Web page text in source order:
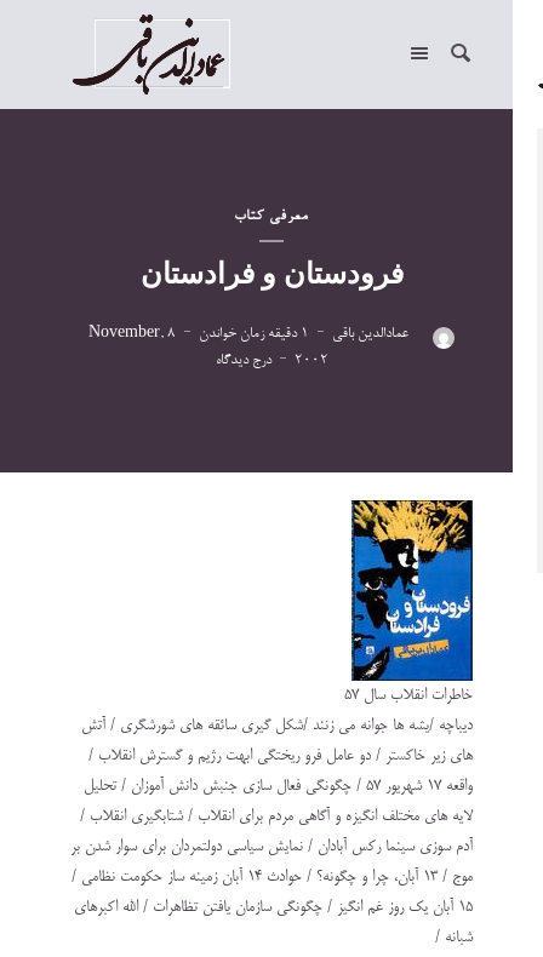
معرفی کتاب
فرودستان و فرادستان
عمادالدین باقی 1 دقیقه زمان خواندن
8 November,
2002
درج دیدگاه
خاطرات انقلاب سال 57
ديباچه /يشه ها جوانه مي زنند /شكل گيري سائقه هاي شورشگري / آتش
هاي زير خاكستر / دو عامل فرو ريختگي ابهت رژيم و گسترش انقلاب /
واقعه 17 شهريور 57 / چگونگي فعال سازي جنبش دانش آموزان / تحليل
لايه هاي مختلف انگيزه و آگاهي مردم براي انقلاب / شتابگيري انقلاب /
آدم سوزي سينما ركس آبادان / نمايش سياسي دولتمردان براي سوار شدن بر
موج / 13 آبان، چرا و چگونه؟ / حوادث 14 آبان زمينه ساز حكومت نظامي /
15 آبان يك روز غم انگيز / چگونگي سازمان يافتن تظاهرات / الله اكبرهاي
شبانه /